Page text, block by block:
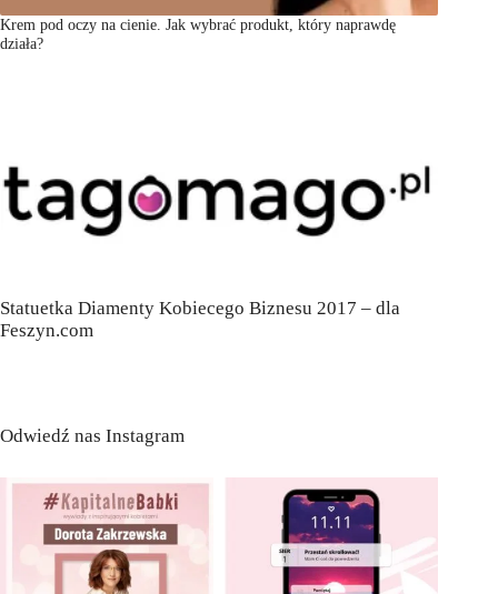
Krem pod oczy na cienie. Jak wybrać produkt, który naprawdę
działa?
Statuetka Diamenty Kobiecego Biznesu 2017 – dla
Feszyn.com
Odwiedź nas Instagram